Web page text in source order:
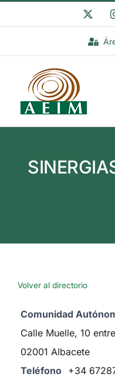
al
Volver al directorio
Comunidad
Calle Muelle, 10
02001 Albacete
Teléfono +34